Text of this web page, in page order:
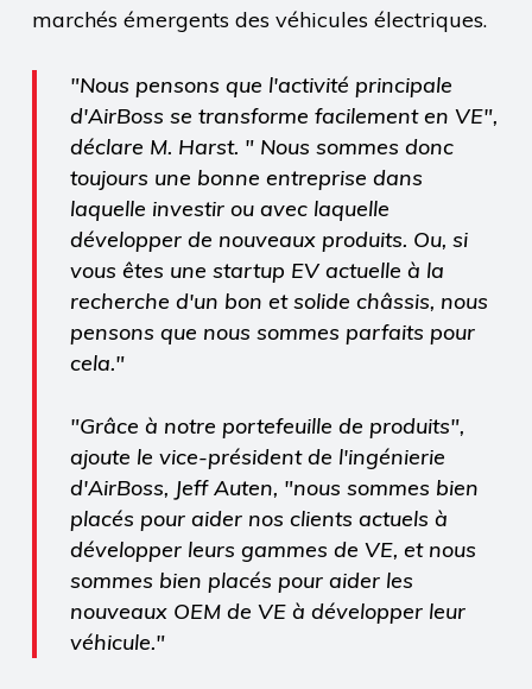
marchés émergents des véhicules électriques.
"Nous pensons que l'activité principale
d'AirBoss se transforme facilement en VE",
déclare M. Harst. " Nous sommes donc
toujours une bonne entreprise dans
laquelle investir ou avec laquelle
développer de nouveaux produits. Ou, si
vous êtes une startup EV actuelle à la
recherche d'un bon et solide châssis, nous
pensons que nous sommes parfaits pour
cela."
"Grâce à notre portefeuille de produits",
ajoute le vice-président de l'ingénierie
d'AirBoss, Jeff Auten, "nous sommes bien
placés pour aider nos clients actuels à
développer leurs gammes de VE, et nous
sommes bien placés pour aider les
nouveaux OEM de VE à développer leur
véhicule."